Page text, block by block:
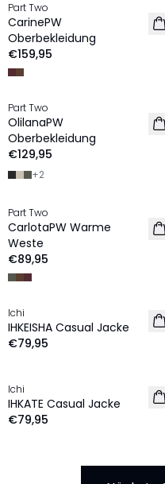
NEU
Part Two
CarinePW
Oberbekleidung
€159,95
NEU
Part Two
OlilanaPW
Oberbekleidung
€129,95
+2
NEU
Part Two
CarlotaPW Warme
Weste
€89,95
NEU
Ichi
IHKEISHA Casual Jacke
€79,95
NEU
Ichi
IHKATE Casual Jacke
€79,95